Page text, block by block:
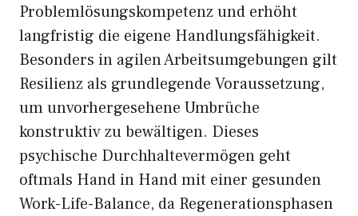
Problemlösungskompetenz und erhöht
langfristig die eigene Handlungsfähigkeit.
Besonders in agilen Arbeitsumgebungen gilt
Resilienz als grundlegende Voraussetzung,
um unvorhergesehene Umbrüche
konstruktiv zu bewältigen. Dieses
psychische Durchhaltevermögen geht
oftmals Hand in Hand mit einer gesunden
Work-Life-Balance, da Regenerationsphasen